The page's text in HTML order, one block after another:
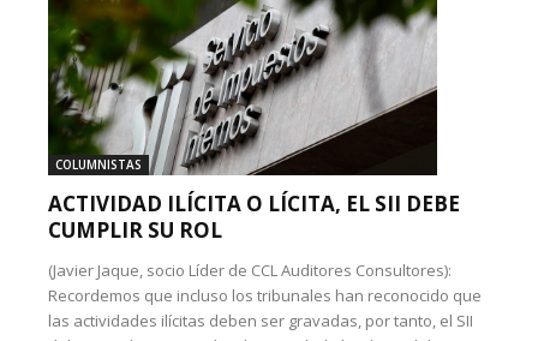
COLUMNISTAS
ACTIVIDAD ILÍCITA O LÍCITA, EL SII DEBE
CUMPLIR SU ROL
(Javier Jaque, socio Líder de CCL Auditores Consultores):
Recordemos que incluso los tribunales han reconocido que
las actividades ilícitas deben ser gravadas, por tanto, el SII